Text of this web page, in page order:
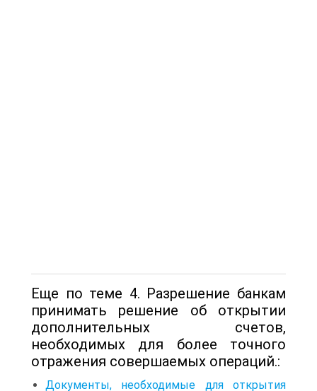
Еще по теме 4. Разрешение банкам
принимать решение об открытии
дополнительных счетов,
необходимых для более точного
отражения совершаемых операций.:
Документы, необходимые для открытия